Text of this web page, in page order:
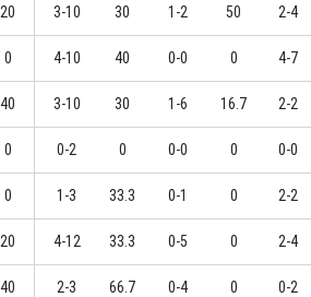
20 3-10 30 1-2 50 2-4
0 4-10 40 0-0 0 4-7
40 3-10 30 1-6 16.7 2-2
0 0-2 0 0-0 0 0-0
0 1-3 33.3 0-1 0 2-2
20 4-12 33.3 0-5 0 2-4
40 2-3 66.7 0-4 0 0-2